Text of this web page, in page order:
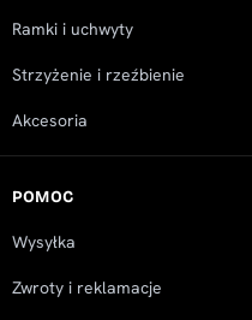
Ramki i uchwyty
Strzyżenie i rzeźbienie
Akcesoria
POMOC
Wysyłka
Zwroty i reklamacje